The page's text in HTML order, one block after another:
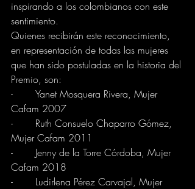
inspirando a los colombianos con este
sentimiento.
Quienes recibirán este reconocimiento,
en representación de todas las mujeres
que han sido postuladas en la historia del
Premio, son:
-	Yanet Mosquera Rivera, Mujer
Cafam 2007
-	Ruth Consuelo Chaparro Gómez,
Mujer Cafam 2011
-	Jenny de la Torre Córdoba, Mujer
Cafam 2018
-	Ludirlena Pérez Carvajal, Mujer